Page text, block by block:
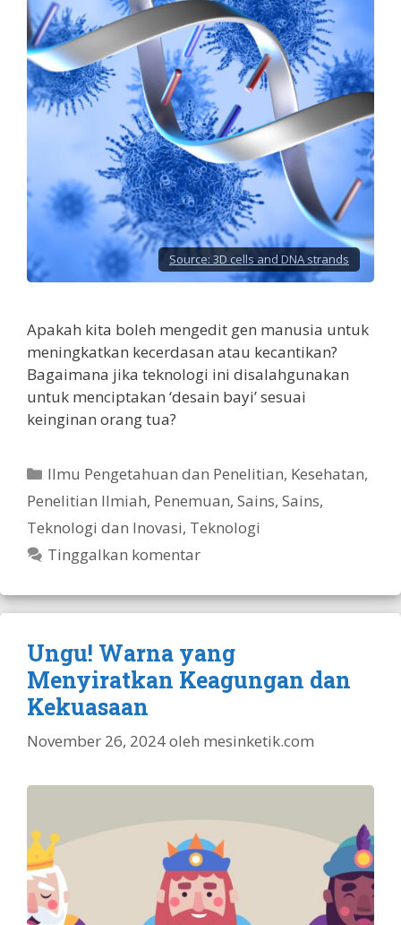
Source: 3D cells and DNA strands
Apakah kita boleh mengedit gen manusia untuk
meningkatkan kecerdasan atau kecantikan?
Bagaimana jika teknologi ini disalahgunakan
untuk menciptakan ‘desain bayi’ sesuai
keinginan orang tua?
Kategori
Ilmu Pengetahuan dan Penelitian, Kesehatan,
Penelitian Ilmiah, Penemuan, Sains, Sains,
Teknologi dan Inovasi, Teknologi
Tinggalkan komentar
Ungu! Warna yang
Menyiratkan Keagungan dan
Kekuasaan
November 26, 2024oleh mesinketik.com